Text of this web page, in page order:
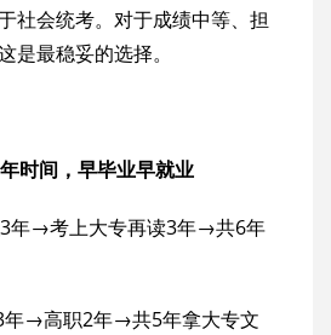
社会统考。对于成绩中等、担
是最稳妥的选择。
时间，早毕业早就业
年→考上大专再读3年→共6年
年→高职2年→共5年拿大专文